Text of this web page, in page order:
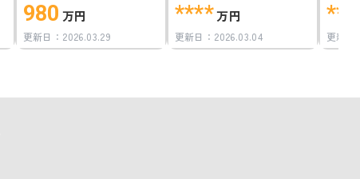
980 万円
更新日： 2026.03.29
****万円
更新日： 2026.03.04
****
更新日：